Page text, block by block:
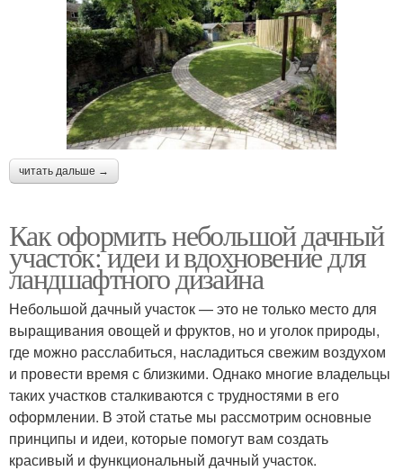
читать дальше →
Как оформить небольшой дачный
участок: идеи и вдохновение для
ландшафтного дизайна
Небольшой дачный участок — это не только место для
выращивания овощей и фруктов, но и уголок природы,
где можно расслабиться, насладиться свежим воздухом
и провести время с близкими. Однако многие владельцы
таких участков сталкиваются с трудностями в его
оформлении. В этой статье мы рассмотрим основные
принципы и идеи, которые помогут вам создать
красивый и функциональный дачный участок.